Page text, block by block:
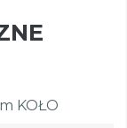
KOŁO